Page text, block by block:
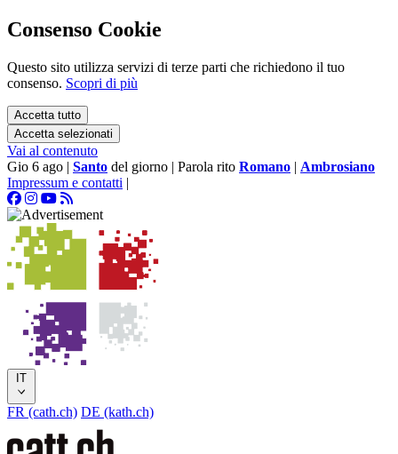
Consenso Cookie
Questo sito utilizza servizi di terze parti che richiedono il tuo
consenso. Scopri di più
Accetta tutto
Accetta selezionati
Vai al contenuto
Gio 6 ago | Santo del giorno | Parola rito Romano | Ambrosiano
Impressum e contatti |
IT
FR (cath.ch) DE (kath.ch)